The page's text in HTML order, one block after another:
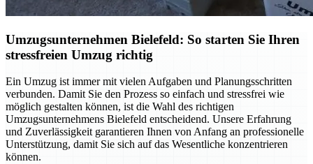
Umzugsunternehmen Bielefeld: So starten Sie Ihren
stressfreien Umzug richtig
Ein Umzug ist immer mit vielen Aufgaben und Planungsschritten
verbunden. Damit Sie den Prozess so einfach und stressfrei wie
möglich gestalten können, ist die Wahl des richtigen
Umzugsunternehmens Bielefeld entscheidend. Unsere Erfahrung
und Zuverlässigkeit garantieren Ihnen von Anfang an professionelle
Unterstützung, damit Sie sich auf das Wesentliche konzentrieren
können.